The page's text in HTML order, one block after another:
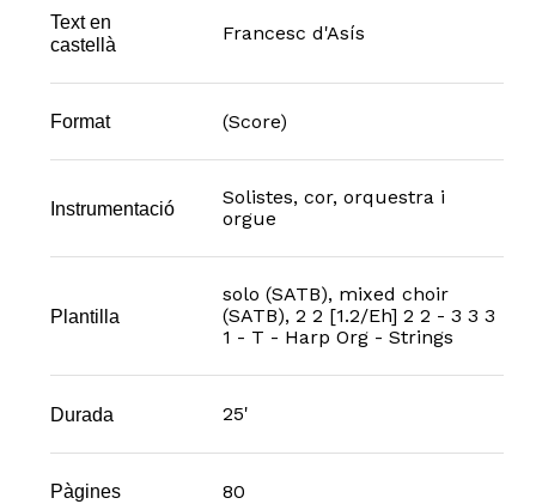
Text en
castellà
Francesc d'Asís
Format (Score)
Instrumentació
Solistes, cor, orquestra i
orgue
Plantilla
solo (SATB), mixed choir
(SATB), 2 2 [1.2/Eh] 2 2 - 3 3 3
1 - T - Harp Org - Strings
Durada 25'
Pàgines 80